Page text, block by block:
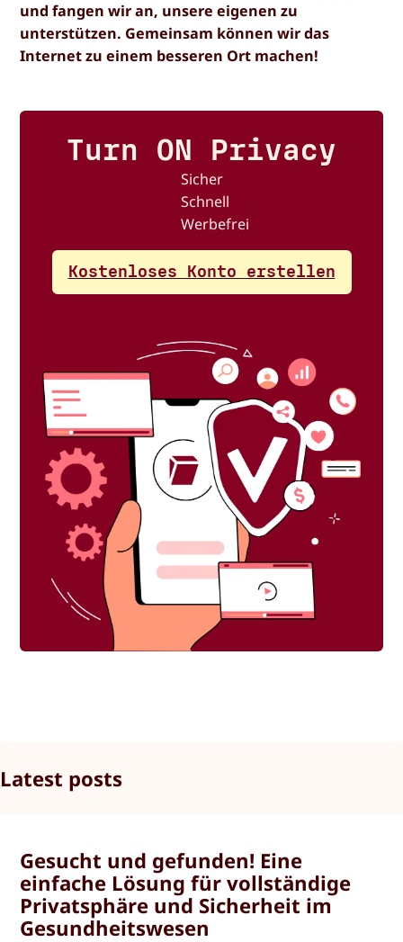
und fangen wir an, unsere eigenen zu
unterstützen. Gemeinsam können wir das
Internet zu einem besseren Ort machen!
Turn ON Privacy
Sicher
Schnell
Werbefrei
Kostenloses Konto erstellen
Latest posts
Gesucht und gefunden! Eine
einfache Lösung für vollständige
Privatsphäre und Sicherheit im
Gesundheitswesen